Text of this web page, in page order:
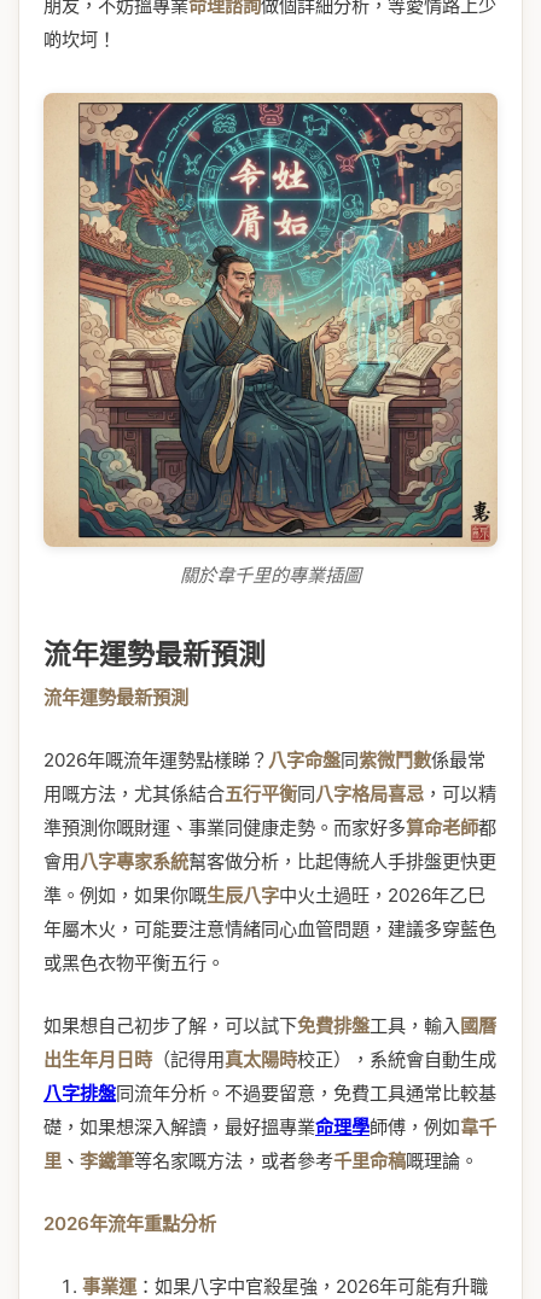
朋友，不妨搵專業命理諮詢做個詳細分析，等愛情路上少
啲坎坷！
關於韋千里的專業插圖
流年運勢最新預測
流年運勢最新預測
2026年嘅流年運勢點樣睇？ 八字命盤同紫微鬥數係最常
用嘅方法，尤其係結合五行平衡同八字格局喜忌 ，可以精
準預測你嘅財運、事業同健康走勢。而家好多算命老師都
會用八字專家系統幫客做分析，比起傳統人手排盤更快更
準。例如，如果你嘅生辰八字中火土過旺，2026年乙巳
年屬木火，可能要注意情緒同心血管問題，建議多穿藍色
或黑色衣物平衡五行。
如果想自己初步了解，可以試下免費排盤工具，輸入國曆
出生年月日時（記得用真太陽時校正），系統會自動生成
八字排盤同流年分析。不過要留意，免費工具通常比較基
礎，如果想深入解讀，最好搵專業命理學師傅，例如韋千
里 、 李鐵筆等名家嘅方法，或者參考千里命稿嘅理論。
2026年流年重點分析
事業運 ：如果八字中官殺星強，2026年可能有升職